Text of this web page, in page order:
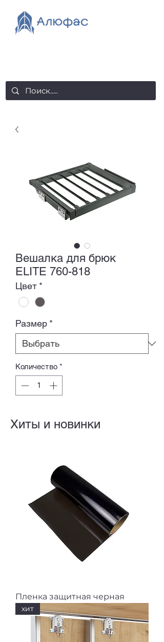
Вешалка для брюк
ELITE 760-818
Цвет *
Размер *
Количество *
Хиты и новинки
Пленка защитная черная
хит